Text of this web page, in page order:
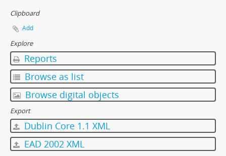
Clipboard
Add
Explore
Reports
Browse as list
Browse digital objects
Export
Dublin Core 1.1 XML
EAD 2002 XML